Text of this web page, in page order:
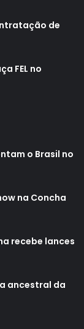
de
FEL no
o Brasil no
na Concha
recebe lances
ancestral da